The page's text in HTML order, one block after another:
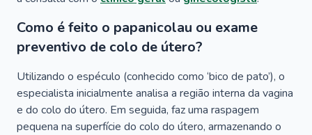
Como é feito o papanicolau ou exame
preventivo de colo de útero?
Utilizando o espéculo (conhecido como ‘bico de pato’), o
especialista inicialmente analisa a região interna da vagina
e do colo do útero. Em seguida, faz uma raspagem
pequena na superfície do colo do útero, armazenando o